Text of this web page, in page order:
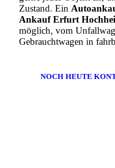
Zustand. Ein
Ankauf Erfurt
möglich, vom
Gebrauchtwagen in
NOCH HEUTE